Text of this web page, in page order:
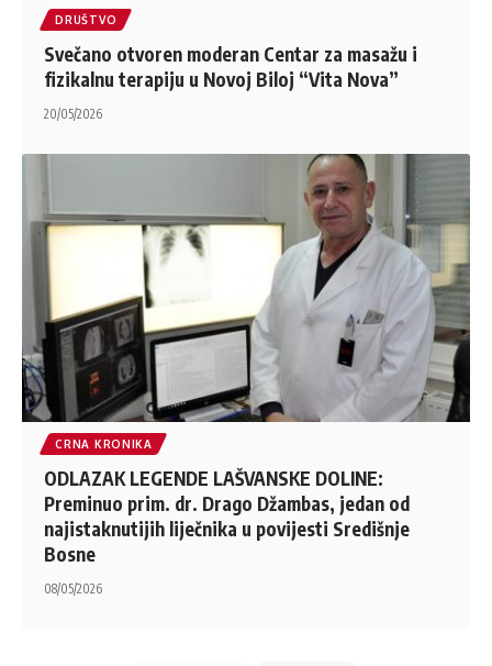
DRUŠTVO
Svečano otvoren moderan Centar za masažu i
fizikalnu terapiju u Novoj Biloj “Vita Nova”
20/05/2026
CRNA KRONIKA
ODLAZAK LEGENDE LAŠVANSKE DOLINE:
Preminuo prim. dr. Drago Džambas, jedan od
najistaknutijih liječnika u povijesti Središnje
Bosne
08/05/2026